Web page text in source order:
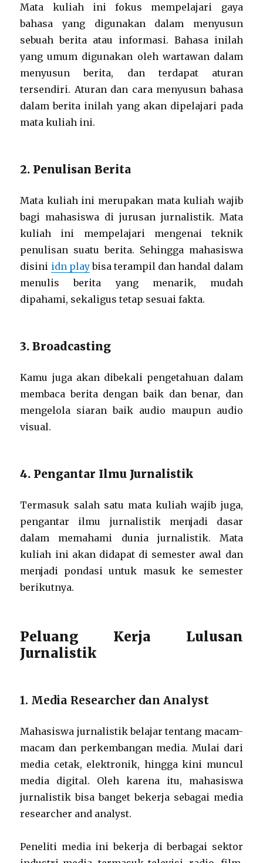
Mata kuliah ini fokus mempelajari gaya
bahasa yang digunakan dalam menyusun
sebuah berita atau informasi. Bahasa inilah
yang umum digunakan oleh wartawan dalam
menyusun berita, dan terdapat aturan
tersendiri. Aturan dan cara menyusun bahasa
dalam berita inilah yang akan dipelajari pada
mata kuliah ini.
2. Penulisan Berita
Mata kuliah ini merupakan mata kuliah wajib
bagi mahasiswa di jurusan jurnalistik. Mata
kuliah ini mempelajari mengenai teknik
penulisan suatu berita. Sehingga mahasiswa
disini idn playbisa terampil dan handal dalam
menulis berita yang menarik, mudah
dipahami, sekaligus tetap sesuai fakta.
3. Broadcasting
Kamu juga akan dibekali pengetahuan dalam
membaca berita dengan baik dan benar, dan
mengelola siaran baik audio maupun audio
visual.
4. Pengantar Ilmu Jurnalistik
Termasuk salah satu mata kuliah wajib juga,
pengantar ilmu jurnalistik menjadi dasar
dalam memahami dunia jurnalistik. Mata
kuliah ini akan didapat di semester awal dan
menjadi pondasi untuk masuk ke semester
berikutnya.
Peluang Kerja Lulusan
Jurnalistik
1. Media Researcher dan Analyst
Mahasiswa jurnalistik belajar tentang macam-
macam dan perkembangan media. Mulai dari
media cetak, elektronik, hingga kini muncul
media digital. Oleh karena itu, mahasiswa
jurnalistik bisa banget bekerja sebagai media
researcher and analyst.
Peneliti media ini bekerja di berbagai sektor